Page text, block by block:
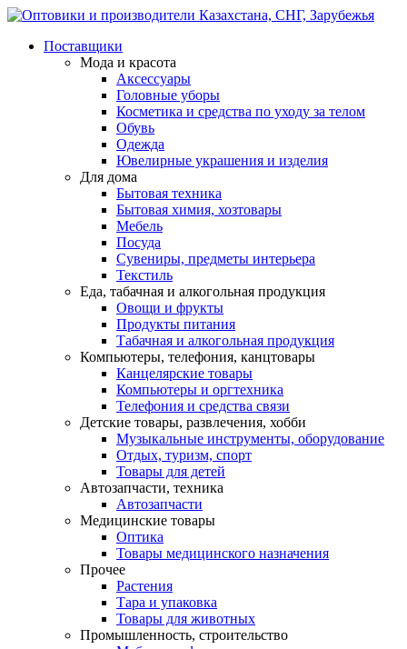
Поставщики
Мода и красота
Аксессуары
Головные уборы
Косметика и средства по уходу за телом
Обувь
Одежда
Ювелирные украшения и изделия
Для дома
Бытовая техника
Бытовая химия, хозтовары
Мебель
Посуда
Сувениры, предметы интерьера
Текстиль
Еда, табачная и алкогольная продукция
Овощи и фрукты
Продукты питания
Табачная и алкогольная продукция
Компьютеры, телефония, канцтовары
Канцелярские товары
Компьютеры и оргтехника
Телефония и средства связи
Детские товары, развлечения, хобби
Музыкальные инструменты, оборудование
Отдых, туризм, спорт
Товары для детей
Автозапчасти, техника
Автозапчасти
Медицинские товары
Оптика
Товары медицинского назначения
Прочее
Растения
Тара и упаковка
Товары для животных
Промышленность, строительство